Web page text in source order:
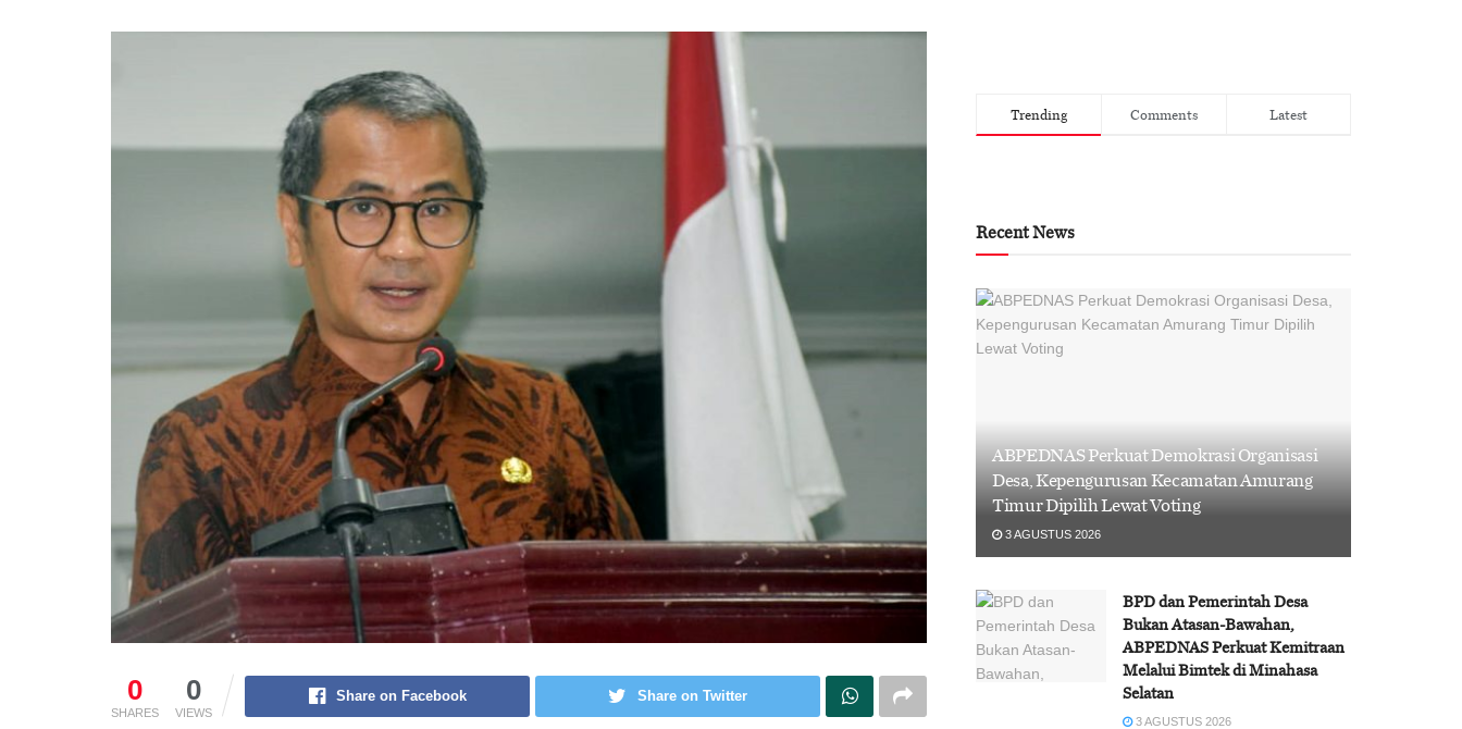
0
SHARES
0
VIEWS
Share on Facebook Share on Twitter
Trending Comments Latest
Recent News
ABPEDNAS Perkuat Demokrasi Organisasi
Desa, Kepengurusan Kecamatan Amurang
Timur Dipilih Lewat Voting
3 AGUSTUS 2026
BPD dan Pemerintah Desa
Bukan Atasan-Bawahan,
ABPEDNAS Perkuat Kemitraan
Melalui Bimtek di Minahasa
Selatan
3 AGUSTUS 2026